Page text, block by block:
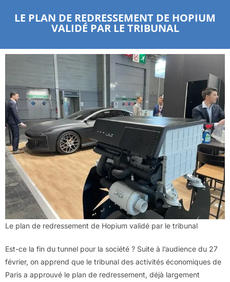
LE PLAN DE REDRESSEMENT DE HOPIUM
VALIDÉ PAR LE TRIBUNAL
Le plan de redressement de Hopium validé par le tribunal
Est-ce la fin du tunnel pour la société ? Suite à l’audience du 27
février, on apprend que le tribunal des activités économiques de
Paris a approuvé le plan de redressement, déjà largement